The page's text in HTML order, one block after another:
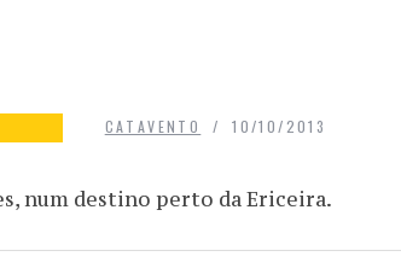
CATAVENTO 10/10/2013
num destino perto da Ericeira.